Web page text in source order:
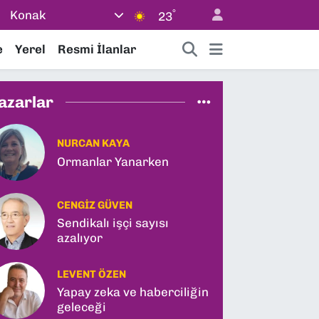
Konak 23°
Yerel Resmi İlanlar
NURCAN KAYA
Ormanlar Yanarken
CENGIZ GÜVEN
Sendikalı işçi sayısı
azalıyor
LEVENT ÖZEN
Yapay zeka ve haberciliğin
geleceği